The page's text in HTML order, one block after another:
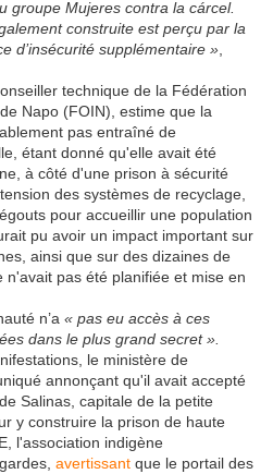
groupe Mujeres contra la cárcel.
construite est perçu par la
d’insécurité supplémentaire »
technique de la Fédération
Napo (FOIN), estime que la
pas entraîné de
étant donné qu'elle avait été
à côté d'une prison à sécurité
des systèmes de recyclage,
pour accueillir une population
pu avoir un impact important sur
ainsi que sur des dizaines de
pas été planifiée et mise en
n’a « pas eu accès à ces
dans le plus grand secret ».
le ministère de
annonçant qu'il avait accepté
Salinas, capitale de la petite
y construire la prison de haute
l'association indigène
avertissant que le portail des